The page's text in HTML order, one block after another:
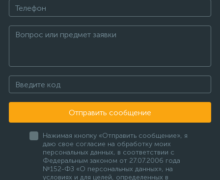
Отправить сообщение
Нажимая кнопку «Отправить сообщение», я
даю свое согласие на обработку моих
персональных данных, в соответствии с
Федеральным законом от 27.07.2006 года
№152-ФЗ «О персональных данных», на
условиях и для целей, определенных в